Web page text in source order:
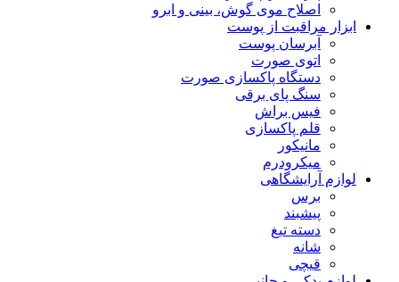
اصلاح موی گوش، بینی و ابرو
ابزار مراقبت از پوست
آبرسان پوست
اتوی صورت
دستگاه پاکسازی صورت
سنگ پای برقی
فیس براش
قلم پاکسازی
مانیکور
میکرودرم
لوازم آرایشگاهی
برس
پیشبند
دسته تیغ
شانه
قیچی